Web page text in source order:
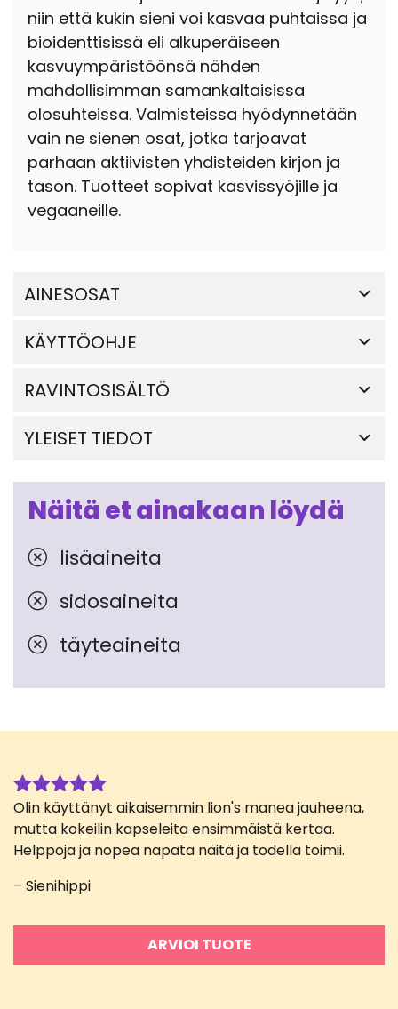
niin että kukin sieni voi kasvaa puhtaissa ja
bioidenttisissä eli alkuperäiseen
kasvuympäristöönsä nähden
mahdollisimman samankaltaisissa
olosuhteissa. Valmisteissa hyödynnetään
vain ne sienen osat, jotka tarjoavat
parhaan aktiivisten yhdisteiden kirjon ja
tason. Tuotteet sopivat kasvissyöjille ja
vegaaneille.
AINESOSAT
KÄYTTÖOHJE
RAVINTOSISÄLTÖ
YLEISET TIEDOT
Näitä et ainakaan löydä
lisäaineita
sidosaineita
täyteaineita
Arvostelu
tuotteesta:
5/ 5
Olin käyttänyt aikaisemmin lion's manea jauheena,
mutta kokeilin kapseleita ensimmäistä kertaa.
Helppoja ja nopea napata näitä ja todella toimii.
– Sienihippi
ARVIOI TUOTE